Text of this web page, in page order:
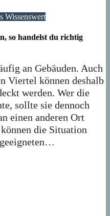
Wissenswert
so handelst du richtig
an Gebäuden. Auch
Viertel können deshalb
werden. Wer die
sollte sie dennoch
einen anderen Ort
die Situation